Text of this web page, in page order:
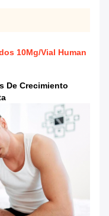
10Mg/Vial Human
De Crecimiento